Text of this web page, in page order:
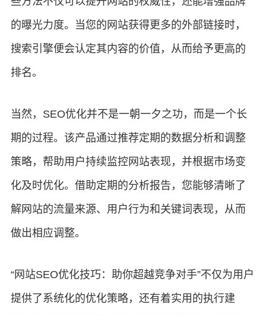
的曝光力度。当您的网站获得更多的外部链接时，
搜索引擎便会认定其内容的价值，从而给予更高的
排名。
当然，SEO优化并不是一朝一夕之功，而是一个长
期的过程。该产品通过推荐定期的数据分析和调整
策略，帮助用户持续监控网站表现，并根据市场变
化及时优化。借助定期的分析报告，您能够清晰了
解网站的流量来源、用户行为和关键词表现，从而
做出相应调整。
“网站SEO优化技巧：助你超越竞争对手”不仅为用户
提供了系统化的优化策略，还有着实用的执行建